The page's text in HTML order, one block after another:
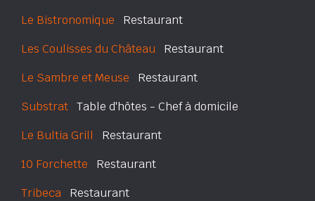
Le Bistronomique Restaurant
Les Coulisses du Château Restaurant
Le Sambre et Meuse Restaurant
Substrat Table d'hôtes - Chef à domicile
Le Bultia Grill Restaurant
10 Forchette Restaurant
Tribeca Restaurant